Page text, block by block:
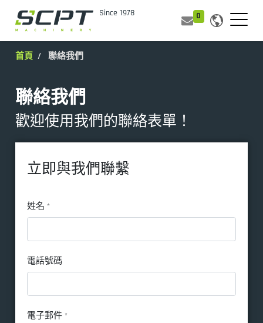
0
首頁 聯絡我們
聯絡我們
歡迎使用我們的聯絡表單！
立即與我們聯繫
姓名 *
電話號碼
電子郵件 *